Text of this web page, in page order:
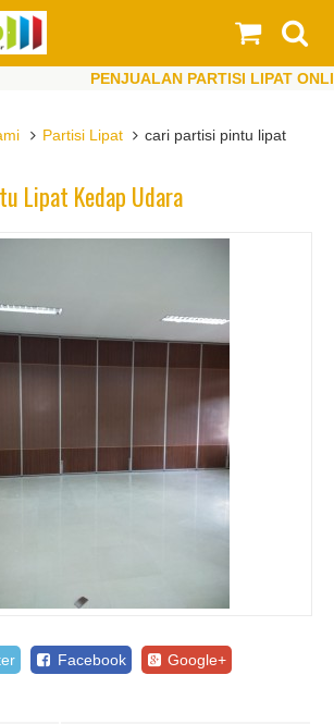
PENJUALAN PARTISI LIPAT ONLINE
Partisi Lipat
cari partisi pintu lipat
Lipat Kedap Udara
Facebook Google+